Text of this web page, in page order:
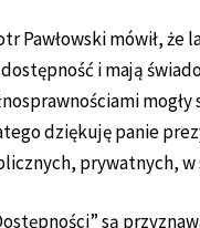
Pawłowski mówił,
i mają
dziękuję panie
prywatnych, w
są